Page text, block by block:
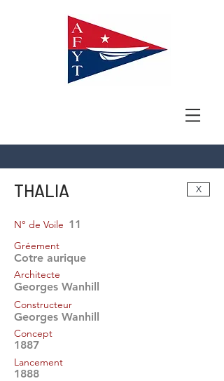
THALIA X
11
N° de Voile
Gréement
Cotre aurique
Architecte
Georges Wanhill
Constructeur
Georges Wanhill
Concept
1887
Lancement
1888